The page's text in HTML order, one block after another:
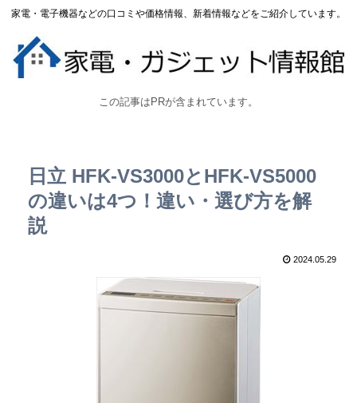
家電・電子機器などの口コミや価格情報、新着情報などをご紹介しています。
この記事はPRが含まれています。
日立 HFK-VS3000とHFK-VS5000
の違いは4つ！違い・選び方を解
説
2024.05.29